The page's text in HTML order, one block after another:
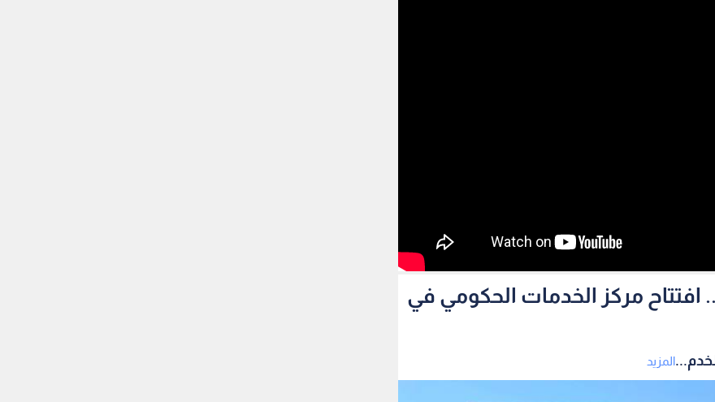
من 29 مؤسسة.. افتتاح مركز الخدمات الحكومي في
المزيد